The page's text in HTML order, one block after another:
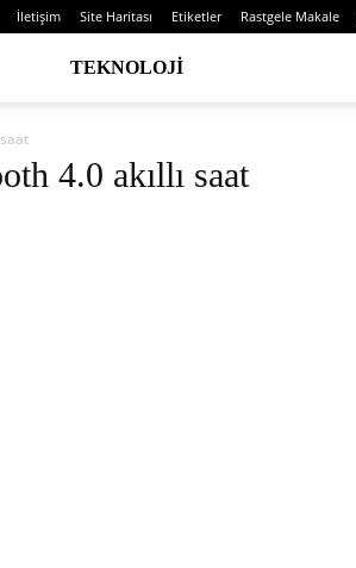
İletişim Site Haritası Etiketler Rastgele Makale
TEKNOLOJI
4.0 akıllı saat